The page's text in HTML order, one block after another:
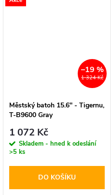
1 324 Kč
–19 %
Městský batoh 15.6'' - Tigernu,
T-B9600 Gray
1 072 Kč
Skladem - hned k odeslání
>5 ks
DO KOŠÍKU